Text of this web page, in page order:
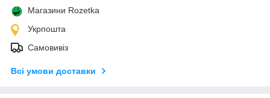
Магазини Rozetka
Укрпошта
Самовивіз
Всі умови доставки